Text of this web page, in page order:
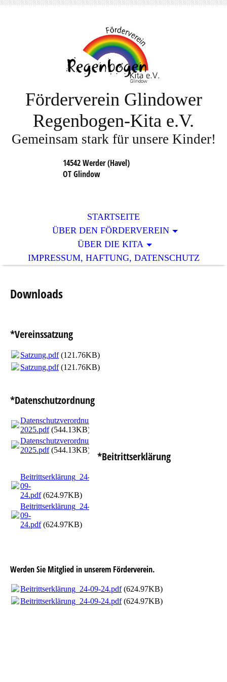
Förderverein Glindower
Regenbogen-Kita e.V.
Gemeinsam stark für unsere Kinder!
14542 Werder (Havel)
OT Glindow
STARTSEITE
ÜBER DEN FÖRDERVEREIN
ÜBER DIE KITA
IMPRESSUM, HAFTUNG, DATENSCHUTZ
Downloads
*Vereinssatzung
Satzung.pdf(121.76KB)
Satzung.pdf(121.76KB)
*Datenschutzordnung
Datenschutzverordnung
2025.pdf(544.13KB)
Datenschutzverordnung
2025.pdf(544.13KB) *Beitrittserklärung
Beitrittserklärung_24-
09-
24.pdf(624.97KB)
Beitrittserklärung_24-
09-
24.pdf(624.97KB)
Werden Sie Mitglied in unserem Förderverein.
Beitrittserklärung_24-09-24.pdf(624.97KB)
Beitrittserklärung_24-09-24.pdf(624.97KB)